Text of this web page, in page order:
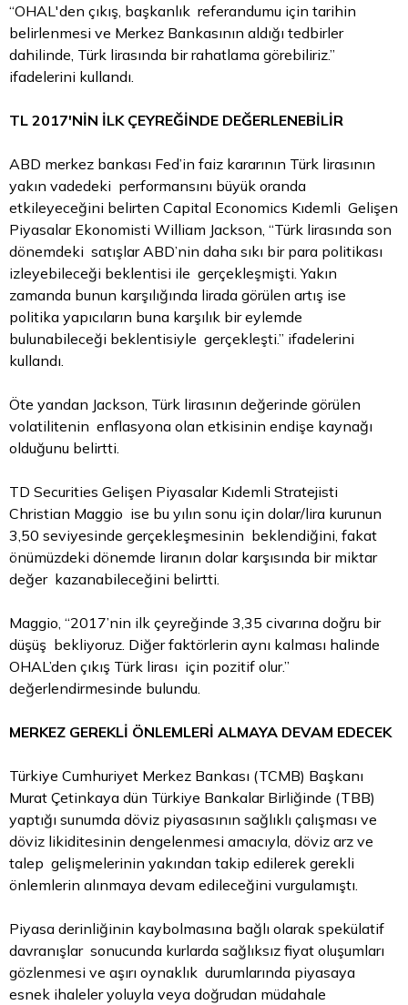
“OHAL'den çıkış, başkanlık referandumu için tarihin
belirlenmesi ve Merkez Bankasının aldığı tedbirler
dahilinde, Türk lirasında bir rahatlama görebiliriz.”
ifadelerini kullandı.
TL 2017'NİN İLK ÇEYREĞİNDE DEĞERLENEBİLİR
ABD merkez bankası Fed’in faiz kararının Türk lirasının
yakın vadedeki performansını büyük oranda
etkileyeceğini belirten Capital Economics Kıdemli Gelişen
Piyasalar Ekonomisti William Jackson, “Türk lirasında son
dönemdeki satışlar ABD’nin daha sıkı bir para politikası
izleyebileceği beklentisi ile gerçekleşmişti. Yakın
zamanda bunun karşılığında lirada görülen artış ise
politika yapıcıların buna karşılık bir eylemde
bulunabileceği beklentisiyle gerçekleşti.” ifadelerini
kullandı.
Öte yandan Jackson, Türk lirasının değerinde görülen
volatilitenin enflasyona olan etkisinin endişe kaynağı
olduğunu belirtti.
TD Securities Gelişen Piyasalar Kıdemli Stratejisti
Christian Maggio ise bu yılın sonu için dolar/lira kurunun
3,50 seviyesinde gerçekleşmesinin beklendiğini, fakat
önümüzdeki dönemde liranın dolar karşısında bir miktar
değer kazanabileceğini belirtti.
Maggio, “2017’nin ilk çeyreğinde 3,35 civarına doğru bir
düşüş bekliyoruz. Diğer faktörlerin aynı kalması halinde
OHAL’den çıkış Türk lirası için pozitif olur.”
değerlendirmesinde bulundu.
MERKEZ GEREKLİ ÖNLEMLERİ ALMAYA DEVAM EDECEK
Türkiye Cumhuriyet Merkez Bankası (TCMB) Başkanı
Murat Çetinkaya dün Türkiye Bankalar Birliğinde (TBB)
yaptığı sunumda döviz piyasasının sağlıklı çalışması ve
döviz likiditesinin dengelenmesi amacıyla, döviz arz ve
talep gelişmelerinin yakından takip edilerek gerekli
önlemlerin alınmaya devam edileceğini vurgulamıştı.
Piyasa derinliğinin kaybolmasına bağlı olarak spekülatif
davranışlar sonucunda kurlarda sağlıksız fiyat oluşumları
gözlenmesi ve aşırı oynaklık durumlarında piyasaya
esnek ihaleler yoluyla veya doğrudan müdahale